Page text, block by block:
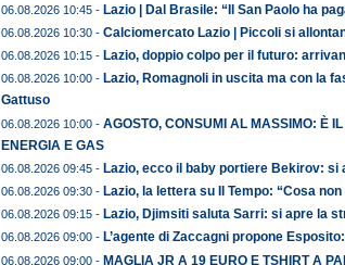
06.08.2026 10:45 - Lazio | Dal Brasile: “Il San Paolo ha
06.08.2026 10:30 - Calciomercato Lazio | Piccoli si
06.08.2026 10:15 - Lazio, doppio colpo per il futuro:
06.08.2026 10:00 - Lazio, Romagnoli in uscita ma con la
Gattuso
06.08.2026 10:00 - AGOSTO, CONSUMI AL MASSIMO: È
ENERGIA E GAS
06.08.2026 09:45 - Lazio, ecco il baby portiere Bekirov: si
06.08.2026 09:30 - Lazio, la lettera su Il Tempo: “Cosa
06.08.2026 09:15 - Lazio, Djimsiti saluta Sarri: si apre la
06.08.2026 09:00 - L’agente di Zaccagni propone
06.08.2026 09:00 - MAGLIA JR A 19 EURO E TSHIRT A